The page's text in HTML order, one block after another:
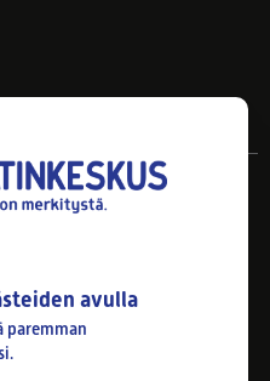
27.7.-21.8. klo 8-16
avulla
paremman